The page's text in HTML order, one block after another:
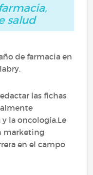
salud
de farmacia en
las fichas
la oncología.Le
marketing
en el campo